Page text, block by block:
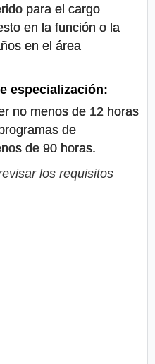
para el cargo
en la función o la
en el área
especialización:
no menos de 12 horas
de
de 90 horas.
los requisitos